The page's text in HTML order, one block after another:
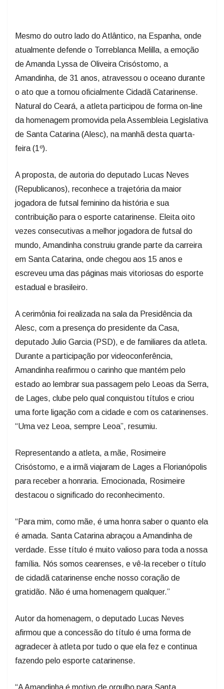
Mesmo do outro lado do Atlântico, na Espanha, onde
atualmente defende o Torreblanca Melilla, a emoção
de Amanda Lyssa de Oliveira Crisóstomo, a
Amandinha, de 31 anos, atravessou o oceano durante
o ato que a tornou oficialmente Cidadã Catarinense.
Natural do Ceará, a atleta participou de forma on-line
da homenagem promovida pela Assembleia Legislativa
de Santa Catarina (Alesc), na manhã desta quarta-
feira (1º).
A proposta, de autoria do deputado Lucas Neves
(Republicanos), reconhece a trajetória da maior
jogadora de futsal feminino da história e sua
contribuição para o esporte catarinense. Eleita oito
vezes consecutivas a melhor jogadora de futsal do
mundo, Amandinha construiu grande parte da carreira
em Santa Catarina, onde chegou aos 15 anos e
escreveu uma das páginas mais vitoriosas do esporte
estadual e brasileiro.
A cerimônia foi realizada na sala da Presidência da
Alesc, com a presença do presidente da Casa,
deputado Julio Garcia (PSD), e de familiares da atleta.
Durante a participação por videoconferência,
Amandinha reafirmou o carinho que mantém pelo
estado ao lembrar sua passagem pelo Leoas da Serra,
de Lages, clube pelo qual conquistou títulos e criou
uma forte ligação com a cidade e com os catarinenses.
“Uma vez Leoa, sempre Leoa”, resumiu.
Representando a atleta, a mãe, Rosimeire
Crisóstomo, e a irmã viajaram de Lages a Florianópolis
para receber a honraria. Emocionada, Rosimeire
destacou o significado do reconhecimento.
“Para mim, como mãe, é uma honra saber o quanto ela
é amada. Santa Catarina abraçou a Amandinha de
verdade. Esse título é muito valioso para toda a nossa
família. Nós somos cearenses, e vê-la receber o título
de cidadã catarinense enche nosso coração de
gratidão. Não é uma homenagem qualquer.”
Autor da homenagem, o deputado Lucas Neves
afirmou que a concessão do título é uma forma de
agradecer à atleta por tudo o que ela fez e continua
fazendo pelo esporte catarinense.
“A Amandinha é motivo de orgulho para Santa